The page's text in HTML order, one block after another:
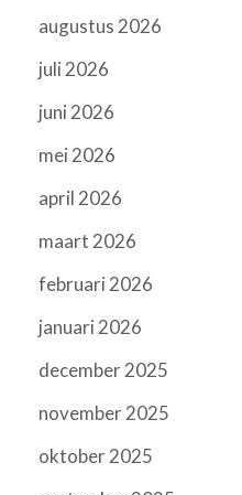
augustus 2026
juli 2026
juni 2026
mei 2026
april 2026
maart 2026
februari 2026
januari 2026
december 2025
november 2025
oktober 2025